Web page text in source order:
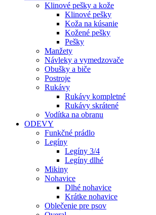
Klinové pešky a kože
Klinové pešky
Koža na kúsanie
Kožené pešky
Pešky
Manžety
Návleky a vymedzovače
Obušky a biče
Postroje
Rukávy
Rukávy kompletné
Rukávy skrátené
Vodítka na obranu
ODEVY
Funkčné prádlo
Legíny
Legíny 3/4
Legíny dlhé
Mikiny
Nohavice
Dlhé nohavice
Krátke nohavice
Oblečenie pre psov